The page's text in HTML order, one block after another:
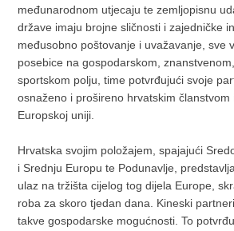
međunarodnom utjecaju te zemljopisnu
države imaju brojne sličnosti i zajedničke
međusobno poštovanje i uvažavanje, sve
posebice na gospodarskom,
sportskom polju, time potvrđujući svoje
osnaženo i prošireno hrvatskim članstvom
Europskoj uniji.
Hrvatska svojim položajem, spajajući
i Srednju Europu te Podunavlje,
ulaz na tržišta cijelog tog dijela Europe,
roba za skoro tjedan dana. Kineski
takve gospodarske mogućnosti. To